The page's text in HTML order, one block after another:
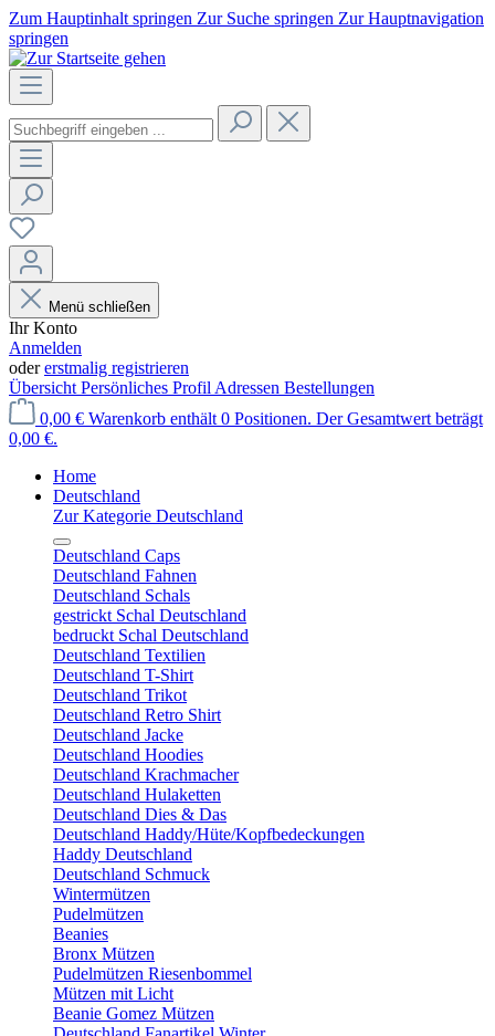
Zum Hauptinhalt springen Zur Suche springen Zur Hauptnavigation
springen
Menü schließen
Ihr Konto
Anmelden
odererstmalig registrieren
Übersicht Persönliches Profil Adressen Bestellungen
0,00 € Warenkorb enthält 0 Positionen. Der Gesamtwert beträgt
0,00 €.
Home
Deutschland
Zur Kategorie Deutschland
Deutschland Caps
Deutschland Fahnen
Deutschland Schals
gestrickt Schal Deutschland
bedruckt Schal Deutschland
Deutschland Textilien
Deutschland T-Shirt
Deutschland Trikot
Deutschland Retro Shirt
Deutschland Jacke
Deutschland Hoodies
Deutschland Krachmacher
Deutschland Hulaketten
Deutschland Dies & Das
Deutschland Haddy/Hüte/Kopfbedeckungen
Haddy Deutschland
Deutschland Schmuck
Wintermützen
Pudelmützen
Beanies
Bronx Mützen
Pudelmützen Riesenbommel
Mützen mit Licht
Beanie Gomez Mützen